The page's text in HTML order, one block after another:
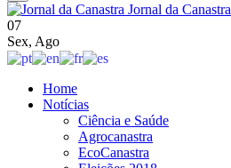
Jornal da Canastra
07
Sex, Ago
Home
Notícias
Ciência e Saúde
Agrocanastra
EcoCanastra